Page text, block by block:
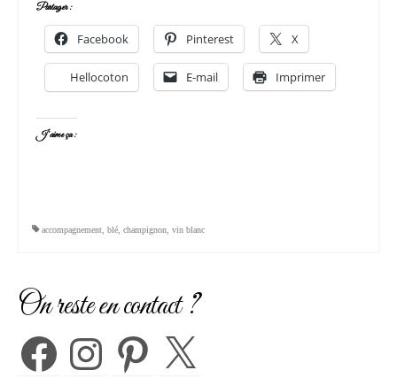
Partager :
Facebook Pinterest X
Hellocoton E-mail Imprimer
J’aime ça :
accompagnement, blé, champignon, vin blanc
On reste en contact ?
FacebookInstagramPinterest X